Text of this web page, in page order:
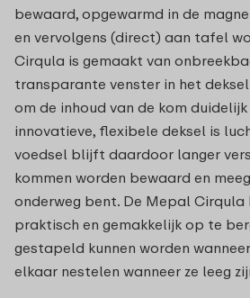
bewaard, opgewarmd in de
en vervolgens (direct) aan tafel
Cirqula is gemaakt van
transparante venster in het
om de inhoud van de kom
innovatieve, flexibele deksel is
voedsel blijft daardoor langer
kommen worden bewaard en
onderweg bent. De Mepal Cirqula
praktisch en gemakkelijk op te
gestapeld kunnen worden
elkaar nestelen wanneer ze leeg